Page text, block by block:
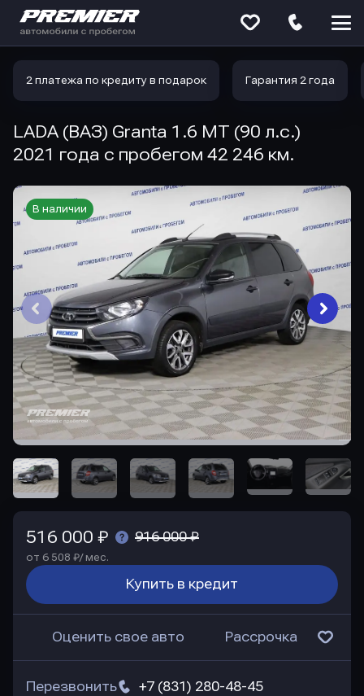
2 платежа по кредиту в подарок Гарантия 2 года
LADA (ВАЗ) Granta 1.6 MT (90 л.с.)
2021 года с пробегом 42 246 км.
В наличии
516 000 ₽ 916 000 ₽
от 6 508 ₽/ мес.
Купить в кредит
Оценить свое авто Рассрочка
+7 (831) 280-48-45
Перезвонить